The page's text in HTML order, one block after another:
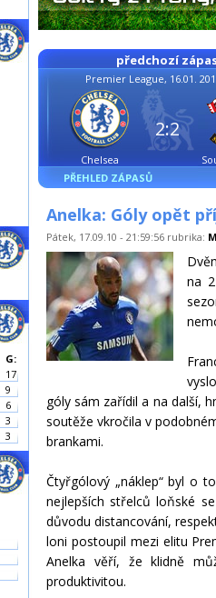
předchozí
Premier League, 16.01.
Chelsea
2:2
PŘEHLED ZÁPASŮ
Anelka: Góly opět
Pátek, 17.09.10 - 21:59:56 rubrika:
na
góly sám zařídil a na další,
soutěže vkročila v
brankami.
Čtyřgólový „náklep“ byl o
nejlepších střelců loňské
důvodu distancování,
loni postoupil mezi elitu
Anelka věří, že klidně
produktivitou.
G:
17
9
6
3
3